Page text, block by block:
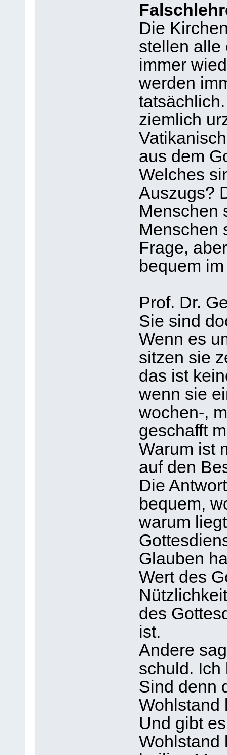
Die
stellen alle
immer
werden
ziemlich
aus dem
Welches
Auszugs?
Menschen
Menschen
Frage,
bequem
Prof. Dr.
Sie sind
Wenn es
sitzen sie
das ist
wenn sie
wochen-,
geschafft
Warum ist
auf den
Die
bequem,
warum
Glauben
Wert des
des
ist.
Andere
schuld. Ich
Sind denn
Wohlstand
Und gibt
Wohlstand